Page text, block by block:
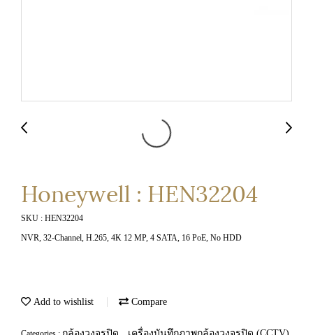
Honeywell : HEN32204
SKU : HEN32204
NVR, 32-Channel, H.265, 4K 12 MP, 4 SATA, 16 PoE, No HDD
Add to wishlist Compare